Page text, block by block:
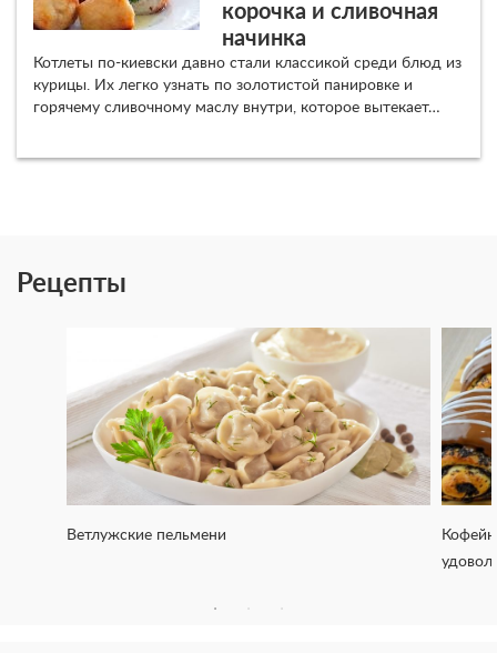
корочка и сливочная
начинка
Котлеты по-киевски давно стали классикой среди блюд из
курицы. Их легко узнать по золотистой панировке и
горячему сливочному маслу внутри, которое вытекает…
Рецепты
Ветлужские пельмени